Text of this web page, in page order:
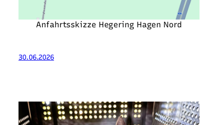
Anfahrtsskizze Hegering Hagen Nord
30.06.2026